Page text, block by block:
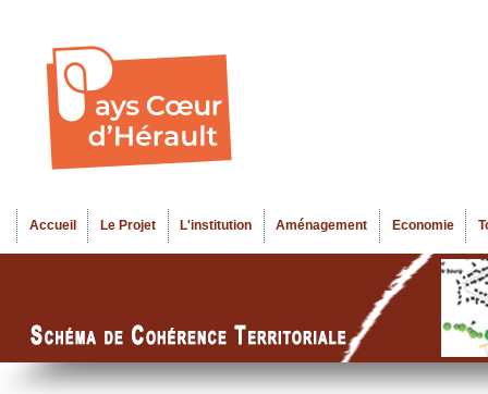
Menu principal
Accueil Le Projet L'institution Aménagement Economie